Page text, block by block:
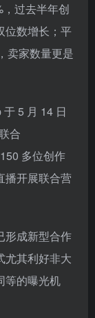
过去半年创
位数增长；平
卖家数量更是
5 月 14 日
合
多位创作
播开展联合营
形成新型合作
尤其利好非大
等的曝光机